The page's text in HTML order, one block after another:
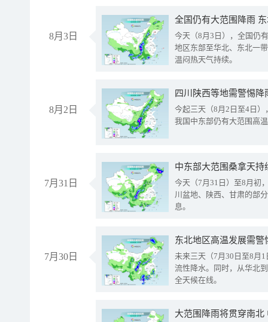
8月3日
全国仍有大范围降雨
今天（8月3日），全国仍
地区东部至华北、东北一
温闷热天气持续。
8月2日
今起三天（8月2日至4日
我国中东部仍有大范围高
7月31日
中东部大范围桑拿天
今天（7月31日）至8月初
川盆地、陕西、甘肃的部
息。
7月30日
东北地区高温发展需
未来三天（7月30日至8月
流性降水。同时，从华北
全天候在线。
大范围降雨将贯穿南